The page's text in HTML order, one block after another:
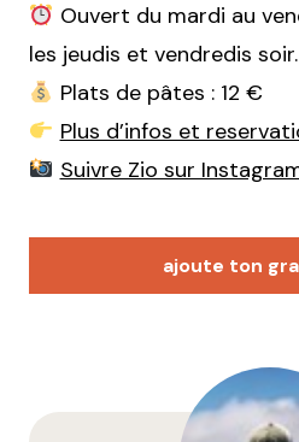
Ouvert du mardi au
les jeudis et vendredis soir.
Plats de pâtes : 12 €
Plus d’infos et
Suivre Zio sur
ajoute ton
Votre adresse e-mail ne sera
champs obligatoires sont